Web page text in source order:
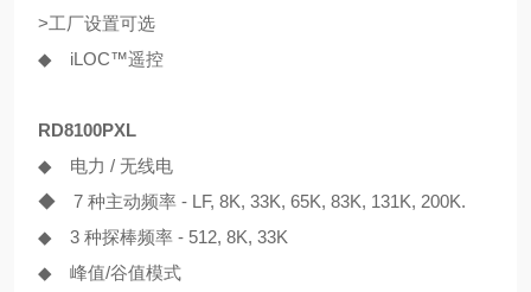
>工厂设置可选
◆ iLOC™遥控
RD8100PXL
◆ 电力 / 无线电
◆ 7 种主动频率 - LF, 8K, 33K, 65K, 83K, 131K, 200K.
◆ 3 种探棒频率 - 512, 8K, 33K
◆ 峰值/谷值模式